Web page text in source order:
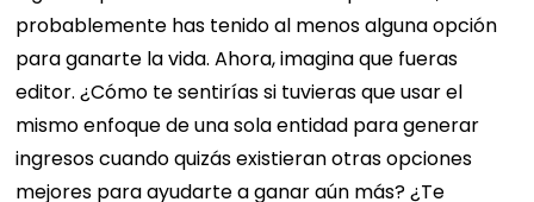
probablemente has tenido al menos alguna opción
para ganarte la vida. Ahora, imagina que fueras
editor. ¿Cómo te sentirías si tuvieras que usar el
mismo enfoque de una sola entidad para generar
ingresos cuando quizás existieran otras opciones
mejores para ayudarte a ganar aún más? ¿Te